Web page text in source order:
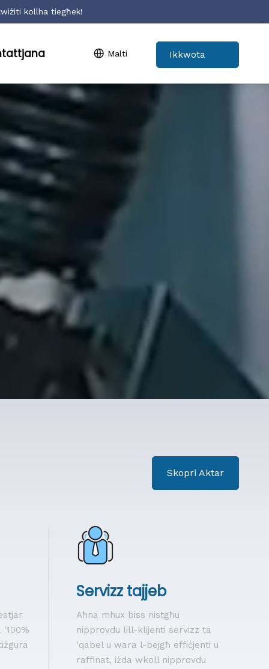
kollha tiegħek!
Malti Ikkwota
Skopri Aktar
Servizz tajjeb
Aħna mhux biss nistgħu
nipprovdu lill-klijenti servizz ta
'qabel u wara l-bejgħ effiċjenti u
raffinat, iżda wkoll nipprovdu